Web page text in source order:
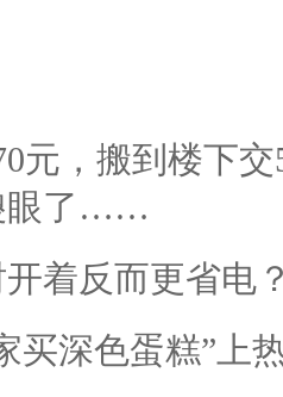
元，搬到楼下
眼了……
开着反而更省电
买深色蛋糕”上